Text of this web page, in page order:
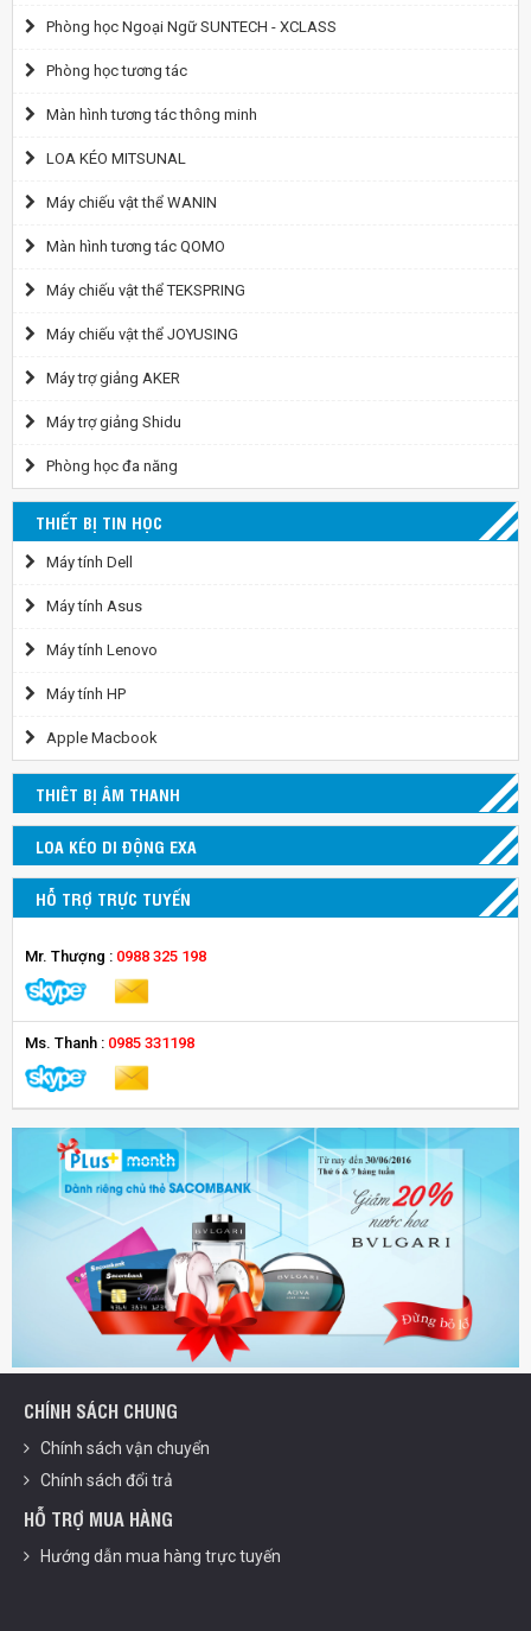
Phòng học Ngoại Ngữ SUNTECH - XCLASS
Phòng học tương tác
Màn hình tương tác thông minh
LOA KÉO MITSUNAL
Máy chiếu vật thể WANIN
Màn hình tương tác QOMO
Máy chiếu vật thể TEKSPRING
Máy chiếu vật thể JOYUSING
Máy trợ giảng AKER
Máy trợ giảng Shidu
Phòng học đa năng
THIẾT BỊ TIN HỌC
Máy tính Dell
Máy tính Asus
Máy tính Lenovo
Máy tính HP
Apple Macbook
THIÊT BỊ ÂM THANH
LOA KÉO DI ĐỘNG EXA
HỖ TRỢ TRỰC TUYẾN
Mr. Thượng : 0988 325 198
Ms. Thanh : 0985 331198
CHÍNH SÁCH CHUNG
Chính sách vận chuyển
Chính sách đổi trả
HỖ TRỢ MUA HÀNG
Hướng dẫn mua hàng trực tuyến